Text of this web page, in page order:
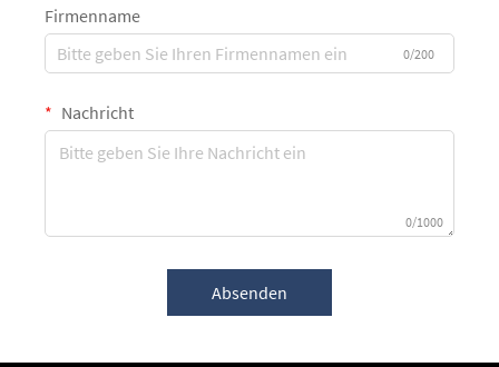
Firmenname
0/200
Nachricht
0/1000
Absenden